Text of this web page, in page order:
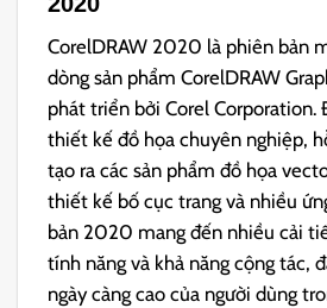
CorelDRAW 2020 là phiên bản
dòng sản phẩm CorelDRAW
phát triển bởi Corel Corporation.
thiết kế đồ họa chuyên nghiệp,
tạo ra các sản phẩm đồ họa
thiết kế bố cục trang và nhiều
bản 2020 mang đến nhiều cải
tính năng và khả năng cộng tác,
ngày càng cao của người dùng